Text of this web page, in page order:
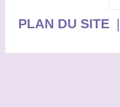
PLAN DU SITE|